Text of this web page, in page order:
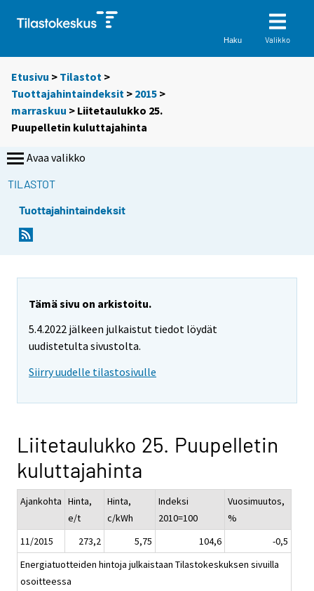
Haku Valikko
Etusivu > Tilastot >
Tuottajahintaindeksit > 2015 >
marraskuu > Liitetaulukko 25.
Puupelletin kuluttajahinta
Avaa valikko
TILASTOT
Tuottajahintaindeksit
Tämä sivu on arkistoitu.
5.4.2022 jälkeen julkaistut tiedot löydät
uudistetulta sivustolta.
Siirry uudelle tilastosivulle
Liitetaulukko 25. Puupelletin
kuluttajahinta
Ajankohta Hinta,
e/t
Hinta,
c/kWh
Indeksi
2010=100
Vuosimuutos,
%
11/2015
273,2 5,75 104,6
-0,5
Energiatuotteiden hintoja julkaistaan Tilastokeskuksen sivuilla
osoitteessa